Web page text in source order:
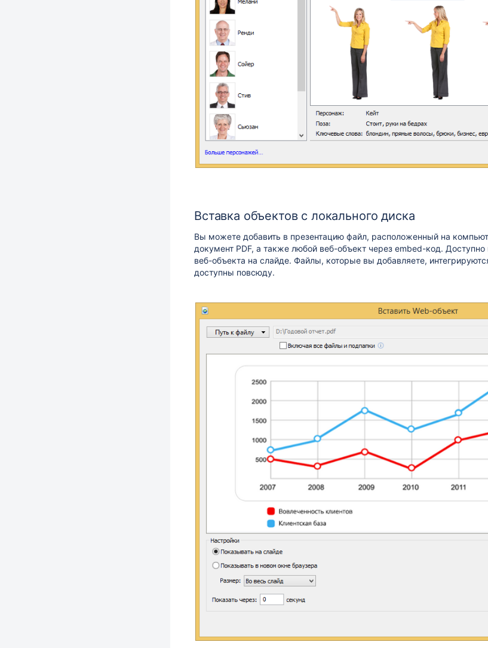
Вставка объектов с локального диска
Вы можете добавить в презентацию файл, расположенный на
документ PDF, а также любой веб-объект через embed-код.
веб-объекта на слайде. Файлы, которые вы добавляете,
доступны повсюду.